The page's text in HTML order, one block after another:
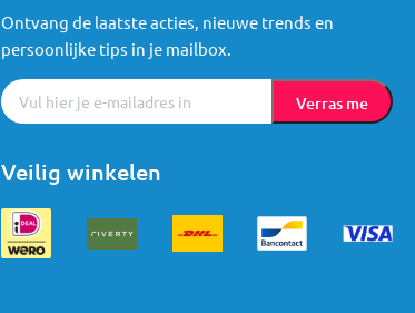
Veilig winkelen
Ontvang de laatste acties, nieuwe trends en
persoonlijke tips in je mailbox.
Verras me